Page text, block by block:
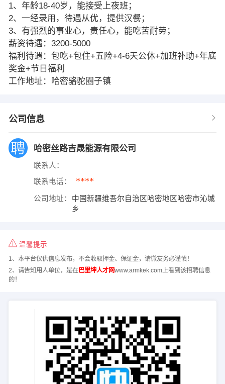
1、年龄18-40岁，能接受上夜班；
2、一经录用，待遇从优，提供汉餐；
3、有强烈的事业心，责任心，能吃苦耐劳；
薪资待遇：3200-5000
福利待遇：包吃+包住+五险+4-6天公休+加班补助+年底
奖金+节日福利
工作地址：哈密骆驼圈子镇
公司信息
哈密丝路吉晟能源有限公司
联系人：
联系电话： ****
公司地址：
中国新疆维吾尔自治区哈密地区哈密市沁城
乡
温馨提示
1、本平台仅供信息发布，不会收取押金、保证金，请微友务必谨慎！
2、请告知用人单位，是在巴里坤人才网www.armkek.com上看到该招聘信息
的！